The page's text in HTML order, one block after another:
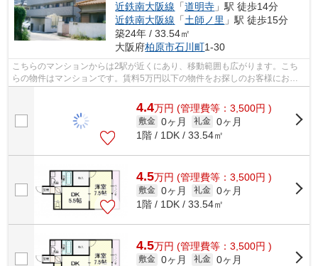
近鉄南大阪線 「道明寺 」駅 徒歩14分
近鉄南大阪線 「土師ノ里 」駅 徒歩15分
築24年 / 33.54㎡
大阪府柏原市石川町1-30
こちらのマンションからは2駅が近くにあり、移動範囲も広がります。こち
らの物件はマンションです。賃料5万円以下の物件をお探しのお客様におす
4.4万円 (管理費等：3,500円 )
敷金 0ヶ月 礼金 0ヶ月
1階 / 1DK / 33.54㎡
4.5万円 (管理費等：3,500円 )
敷金 0ヶ月 礼金 0ヶ月
1階 / 1DK / 33.54㎡
4.5万円 (管理費等：3,500円 )
敷金 0ヶ月 礼金 0ヶ月